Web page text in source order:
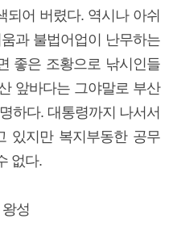
되어 버렸다. 역시나 아쉬
과 불법어업이 난무하는
좋은 조황으로 낚시인들
앞바다는 그야말로 부산
하다. 대통령까지 나서서
있지만 복지부동한 공무
없다.
성